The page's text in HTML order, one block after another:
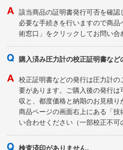
該当商品の証明書発行可否を確
必要な手続きを行いますので商
術窓口」をクリックしてお問い合
購入済み圧力計の校正証明書など
校正証明書などの発行は圧力計
要があります。ご購入後の発行
収と、都度価格と納期のお見積
商品ページの画面右上にある「
い合わせください（一部校正不可
検査済印がありません。